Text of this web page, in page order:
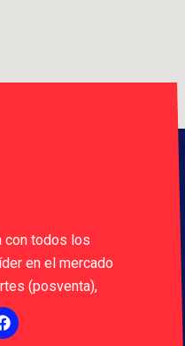
con todos los
en el mercado
(posventa),